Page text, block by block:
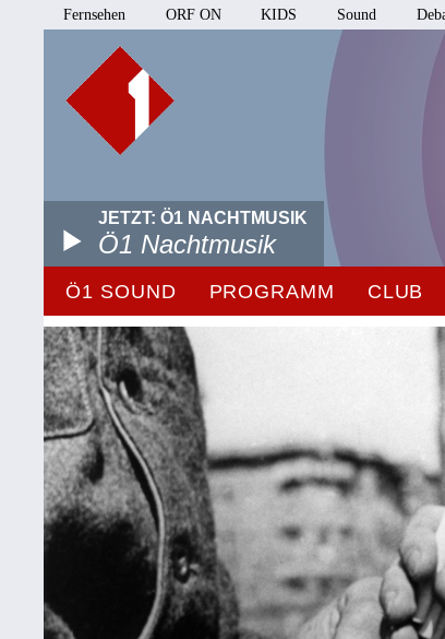
Fernsehen ORF ON KIDS Sound
JETZT: Ö1 NACHTMUSIK
Ö1 Nachtmusik
Ö1 SOUND PROGRAMM CLUB